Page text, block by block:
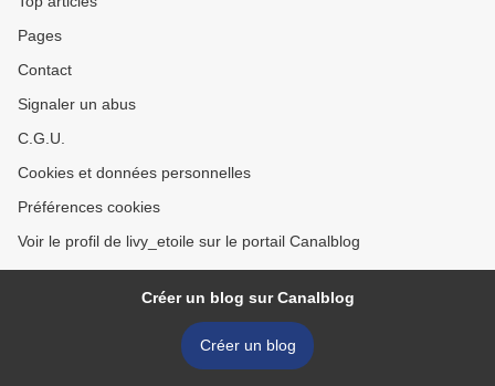
Pages
Contact
Signaler un abus
C.G.U.
Cookies et données personnelles
Préférences cookies
Voir le profil de livy_etoile sur le portail Canalblog
Créer un blog sur Canalblog
Créer un blog